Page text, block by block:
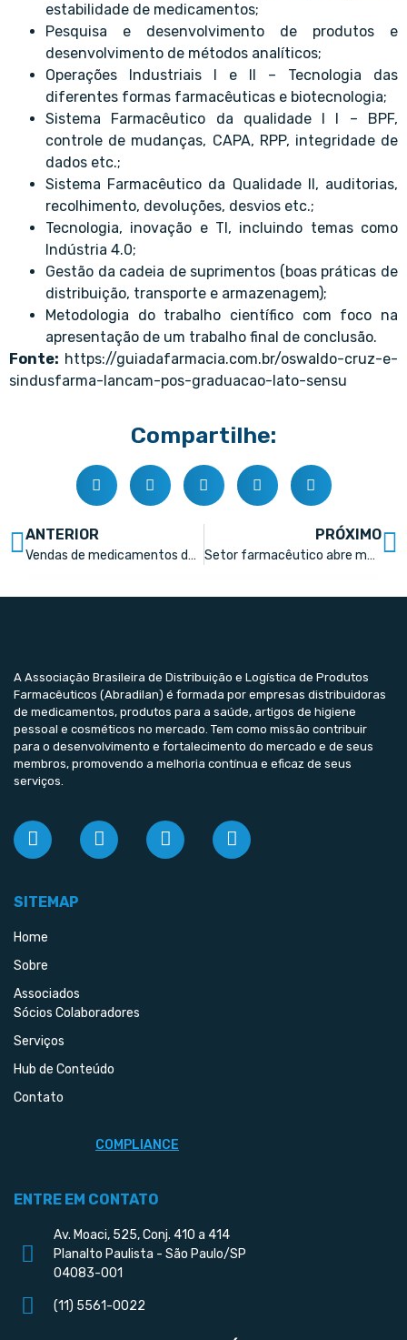
estabilidade de medicamentos;
Pesquisa e desenvolvimento de produtos e
desenvolvimento de métodos analíticos;
Operações Industriais I e II – Tecnologia das
diferentes formas farmacêuticas e biotecnologia;
Sistema Farmacêutico da qualidade I I – BPF,
controle de mudanças, CAPA, RPP, integridade de
dados etc.;
Sistema Farmacêutico da Qualidade II, auditorias,
recolhimento, devoluções, desvios etc.;
Tecnologia, inovação e TI, incluindo temas como
Indústria 4.0;
Gestão da cadeia de suprimentos (boas práticas de
distribuição, transporte e armazenagem);
Metodologia do trabalho científico com foco na
apresentação de um trabalho final de conclusão.
Fonte: https://guiadafarmacia.com.br/oswaldo-cruz-e-
sindusfarma-lancam-pos-graduacao-lato-sensu
Compartilhe:
ANTERIOR
Vendas de medicamentos de asma registram aumento de 51% no Brasil
PRÓXIMO
Setor farmacêutico abre mais de mil vagas de emprego
A Associação Brasileira de Distribuição e Logística de Produtos
Farmacêuticos (Abradilan) é formada por empresas distribuidoras
de medicamentos, produtos para a saúde, artigos de higiene
pessoal e cosméticos no mercado. Tem como missão contribuir
para o desenvolvimento e fortalecimento do mercado e de seus
membros, promovendo a melhoria contínua e eficaz de seus
serviços.
SITEMAP
Home
Sobre
Associados
Sócios Colaboradores
Serviços
Hub de Conteúdo
Contato
COMPLIANCE
ENTRE EM CONTATO
Av. Moaci, 525, Conj. 410 a 414
Planalto Paulista - São Paulo/SP
04083-001
(11) 5561-0022